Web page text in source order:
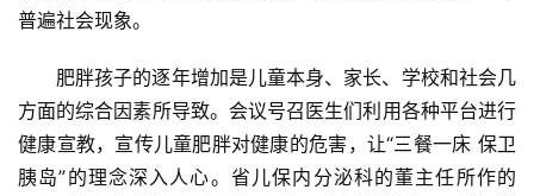
普遍社会现象。
肥胖孩子的逐年增加是儿童本身、家长、学校和社会几
方面的综合因素所导致。会议号召医生们利用各种平台进行
健康宣教，宣传儿童肥胖对健康的危害，让“三餐一床 保卫
胰岛”的理念深入人心。省儿保内分泌科的董主任所作的